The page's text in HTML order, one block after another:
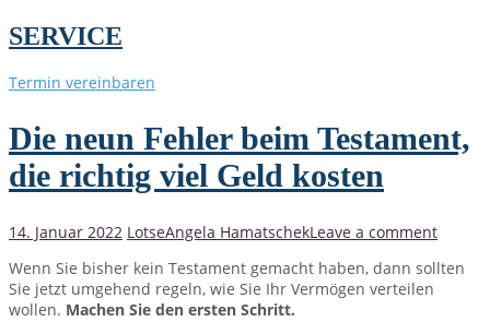
SERVICE
Termin vereinbaren
Die neun Fehler beim Testament,
die richtig viel Geld kosten
14. Januar 2022 LotseAngela HamatschekLeave a comment
Wenn Sie bisher kein Testament gemacht haben, dann sollten
Sie jetzt umgehend regeln, wie Sie Ihr Vermögen verteilen
wollen. Machen Sie den ersten Schritt.